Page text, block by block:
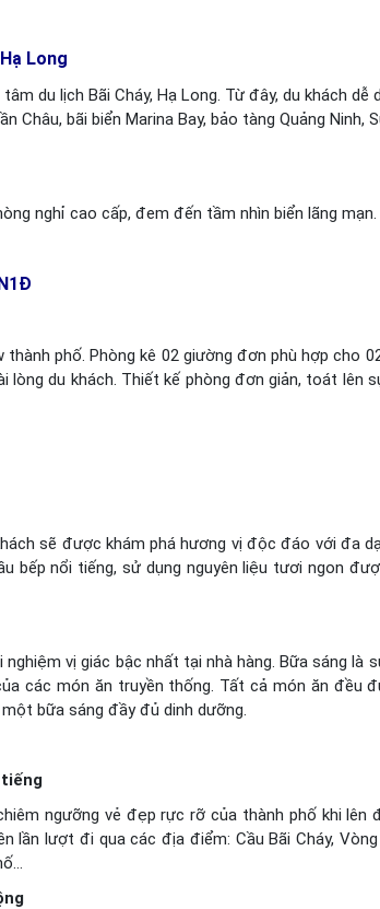
Long
du lịch Bãi Cháy, Hạ Long. Từ đây, du khách dễ
bãi biển Marina Bay, bảo tàng Quảng Ninh,
nghỉ cao cấp, đem đến tầm nhìn biển lãng mạn.
phố. Phòng kê 02 giường đơn phù hợp cho
lòng du khách. Thiết kế phòng đơn giản, toát lên
sẽ được khám phá hương vị độc đáo với đa
bếp nổi tiếng, sử dụng nguyên liệu tươi ngon
vị giác bậc nhất tại nhà hàng. Bữa sáng là
các món ăn truyền thống. Tất cả món ăn đều
bữa sáng đầy đủ dinh dưỡng.
tiếng
ngưỡng vẻ đẹp rực rỡ của thành phố khi lên
lần lượt đi qua các địa điểm: Cầu Bãi Cháy,